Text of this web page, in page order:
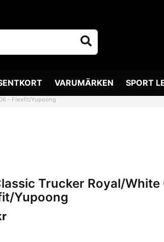
VARUMÄRKEN SPORT
- Flexfit/Yupoong
Trucker Royal/
Yupoong